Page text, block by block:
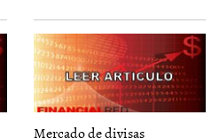
Mercado de divisas